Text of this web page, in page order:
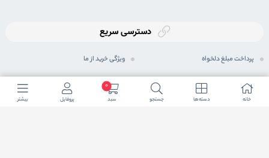
خانه دسته ها جستجو
0
سبد پروفایل بیشتر
دسترسی سریع
پرداخت مبلغ دلخواه ویژگی خرید از ما
ثبت سفارش رویه های ارسال سفارش
رویه بازگرداندن کالا شیوه های پرداخت